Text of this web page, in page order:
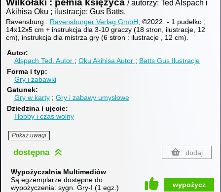
/ autorzy: Ted Alspach i
Akihisa Oku ; ilustracje: Gus Batts.
Ravensburg : Ravensburger Verlag GmbH , ©2022. - 1 pudełko ;
14x12x5 cm + instrukcja dla 3-10 graczy (18 stron, ilustracje, 12
cm), instrukcja dla mistrza gry (6 stron : ilustracje , 12 cm).
Autor
Alspach Ted. Autor Oku Akihisa Autor Batts Gus Ilustracje
Forma i typ
Gry i zabawki
Gatunek
Gry w karty
Gry i zabawy umysłowe
Dziedzina i ujęcie
Hobby i czas wolny
Pokaż uwagi
dostępna dodaj
Wypożyczalnia Multimediów
Są egzemplarze dostępne do
wypożyczenia: sygn. Gry-I (1 egz. ) wypożycz